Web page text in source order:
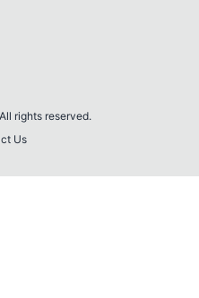
rights reserved.
Us